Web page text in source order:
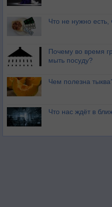
Что не нужно есть,
Почему во время
мыть посуду?
Чем полезна
Что нас ждёт в